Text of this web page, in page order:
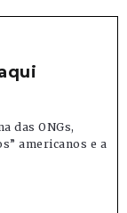
das ONGs,
americanos e a